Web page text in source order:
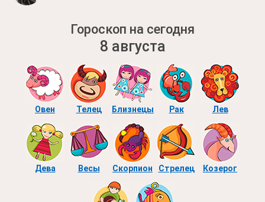
Гороскоп на сегодня
8 августа
Овен Телец Близнецы Рак Лев
Дева Весы Скорпион Стрелец Козерог